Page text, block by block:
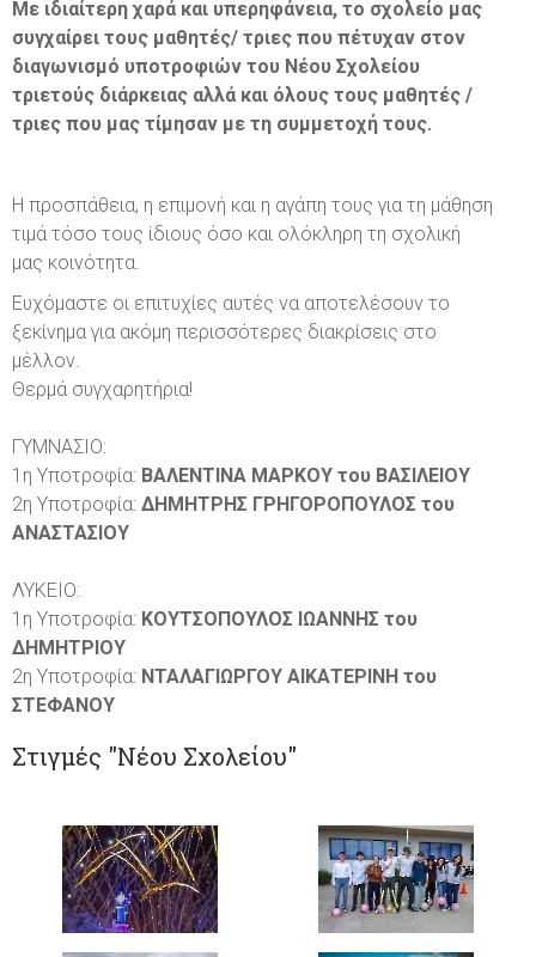
Με ιδιαίτερη χαρά και υπερηφάνεια, το σχολείο μας
συγχαίρει τους μαθητές/ τριες που πέτυχαν στον
διαγωνισμό υποτροφιών του Νέου Σχολείου
τριετούς διάρκειας αλλά και όλους τους μαθητές /
τριες που μας τίμησαν με τη συμμετοχή τους.
Η προσπάθεια, η επιμονή και η αγάπη τους για τη μάθηση
τιμά τόσο τους ίδιους όσο και ολόκληρη τη σχολική
μας κοινότητα.
Ευχόμαστε οι επιτυχίες αυτές να αποτελέσουν το
ξεκίνημα για ακόμη περισσότερες διακρίσεις στο
μέλλον.
Θερμά συγχαρητήρια!
ΓΥΜΝΑΣΙΟ:
1η Υποτροφία: ΒΑΛΕΝΤΙΝΑ ΜΑΡΚΟΥ του ΒΑΣΙΛΕΙΟΥ
2η Υποτροφία: ΔΗΜΗΤΡΗΣ ΓΡΗΓΟΡΟΠΟΥΛΟΣ του
ΑΝΑΣΤΑΣΙΟΥ
ΛΥΚΕΙΟ:
1η Υποτροφία: ΚΟΥΤΣΟΠΟΥΛΟΣ ΙΩΑΝΝΗΣ του
ΔΗΜΗΤΡΙΟΥ
2η Υποτροφία: ΝΤΑΛΑΓΙΩΡΓΟΥ ΑΙΚΑΤΕΡΙΝΗ του
ΣΤΕΦΑΝΟΥ
Στιγμές "Νέου Σχολείου"
Οδηγός Σταδιοδρομίας
Εκδόσεις
Ανταλλαγές με σχολεία του εξωτερικού
Αίτηση Εγγραφής / Επανεγγραφής